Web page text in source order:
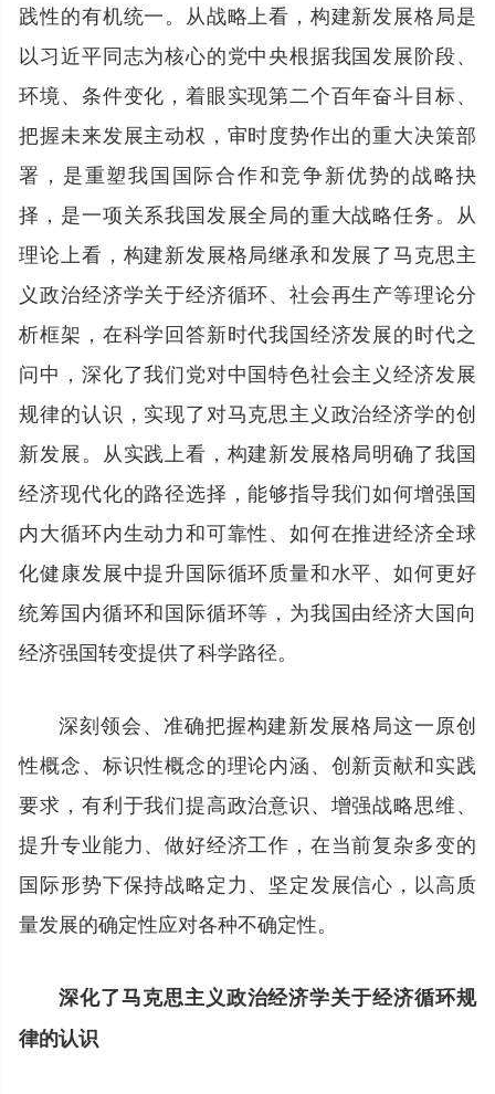
践性的有机统一。从战略上看，构建新发展格局是
以习近平同志为核心的党中央根据我国发展阶段、
环境、条件变化，着眼实现第二个百年奋斗目标、
把握未来发展主动权，审时度势作出的重大决策部
署，是重塑我国国际合作和竞争新优势的战略抉
择，是一项关系我国发展全局的重大战略任务。从
理论上看，构建新发展格局继承和发展了马克思主
义政治经济学关于经济循环、社会再生产等理论分
析框架，在科学回答新时代我国经济发展的时代之
问中，深化了我们党对中国特色社会主义经济发展
规律的认识，实现了对马克思主义政治经济学的创
新发展。从实践上看，构建新发展格局明确了我国
经济现代化的路径选择，能够指导我们如何增强国
内大循环内生动力和可靠性、如何在推进经济全球
化健康发展中提升国际循环质量和水平、如何更好
统筹国内循环和国际循环等，为我国由经济大国向
经济强国转变提供了科学路径。
深刻领会、准确把握构建新发展格局这一原创
性概念、标识性概念的理论内涵、创新贡献和实践
要求，有利于我们提高政治意识、增强战略思维、
提升专业能力、做好经济工作，在当前复杂多变的
国际形势下保持战略定力、坚定发展信心，以高质
量发展的确定性应对各种不确定性。
深化了马克思主义政治经济学关于经济循环规
律的认识